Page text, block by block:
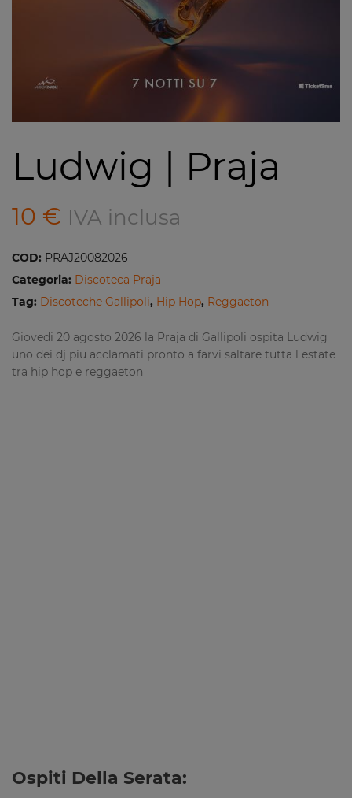
Ludwig | Praja
10 € IVA inclusa
COD: PRAJ20082026
Categoria: Discoteca Praja
Tag: Discoteche Gallipoli, Hip Hop, Reggaeton
Giovedi 20 agosto 2026 la Praja di Gallipoli ospita Ludwig
uno dei dj piu acclamati pronto a farvi saltare tutta l estate
tra hip hop e reggaeton
Ospiti Della Serata: